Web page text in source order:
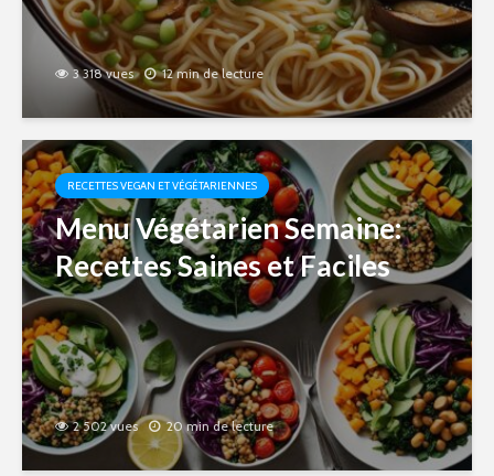
3 318 vues 12 min de lecture
RECETTES VEGAN ET VÉGÉTARIENNES
Menu Végétarien Semaine:
Recettes Saines et Faciles
2 502 vues 20 min de lecture